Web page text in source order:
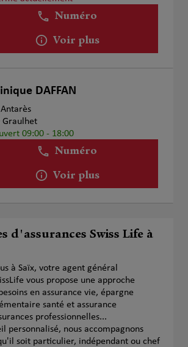
Numéro
Voir plus
DAFFAN
Graulhet
09:00 - 18:00
Numéro
Voir plus
d'assurances Swiss Life à
à Saïx, votre agent général
vous propose une approche
en assurance vie, épargne
santé et assurance
professionnelles...
personnalisé, nous accompagnons
soit particulier, indépendant ou chef